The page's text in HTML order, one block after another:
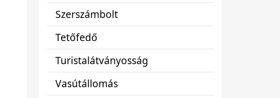
Szerszámbolt
Tetőfedő
Turistalátványosság
Vasútállomás